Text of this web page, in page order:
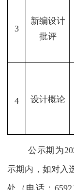
3
新编设计
批评
4 设计概论
公示期为
示期内，如对入
处（电话：